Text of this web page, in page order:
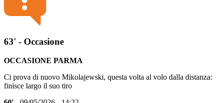
63' - Occasione
OCCASIONE PARMA
Ci prova di nuovo Mikolajewski, questa volta al volo dalla distanza:
finisce largo il suo tiro